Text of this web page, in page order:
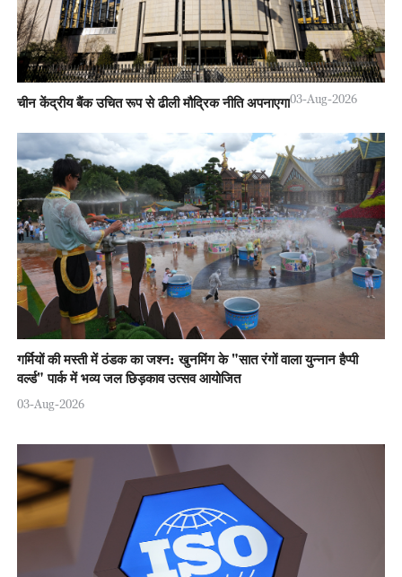
चीन केंद्रीय बैंक उचित रूप से ढीली मौद्रिक नीति अपनाएगा03-Aug-2026
गर्मियों की मस्ती में ठंडक का जश्न: खुनमिंग के "सात रंगों वाला युन्नान हैप्पी
वर्ल्ड" पार्क में भव्य जल छिड़काव उत्सव आयोजित
03-Aug-2026